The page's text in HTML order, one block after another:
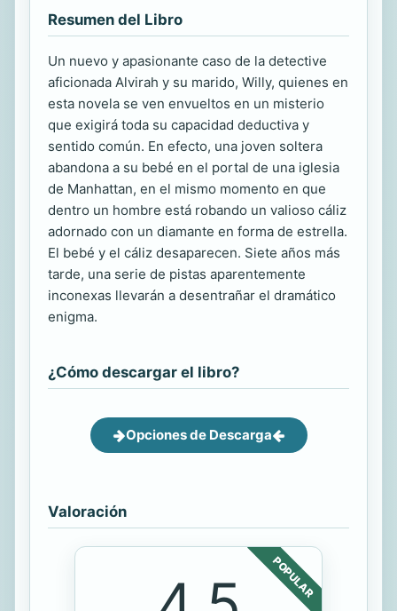
Resumen del Libro
Un nuevo y apasionante caso de la detective
aficionada Alvirah y su marido, Willy, quienes en
esta novela se ven envueltos en un misterio
que exigirá toda su capacidad deductiva y
sentido común. En efecto, una joven soltera
abandona a su bebé en el portal de una iglesia
de Manhattan, en el mismo momento en que
dentro un hombre está robando un valioso cáliz
adornado con un diamante en forma de estrella.
El bebé y el cáliz desaparecen. Siete años más
tarde, una serie de pistas aparentemente
inconexas llevarán a desentrañar el dramático
enigma.
¿Cómo descargar el libro?
Opciones de Descarga
Valoración
POPULAR